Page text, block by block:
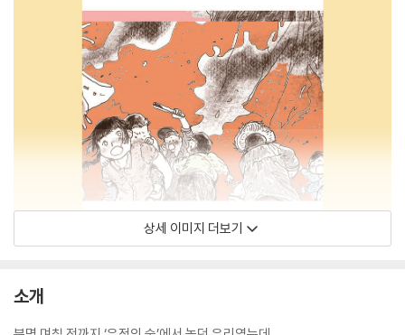
상세 이미지 더보기
소개